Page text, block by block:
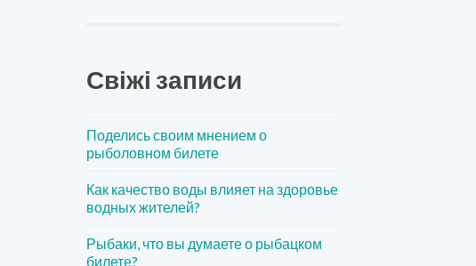
Свіжі записи
Поделись своим мнением о
рыболовном билете
Как качество воды влияет на здоровье
водных жителей?
Рыбаки, что вы думаете о рыбацком
билете?